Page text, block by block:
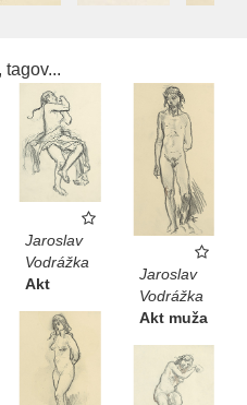
tagov...
Jaroslav
Vodrážka
Akt
Jaroslav
Vodrážka
Akt muža